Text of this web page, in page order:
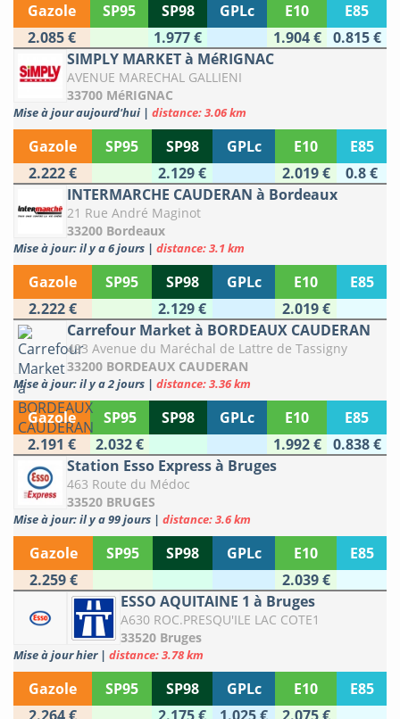
Gazole SP95 SP98 GPLc E10
E85
2.085 €
1.977 € 1.904 €
0.815 €
SIMPLY MARKET à MéRIGNAC
AVENUE MARECHAL GALLIENI
33700 MéRIGNAC
Mise à jour aujourd'hui | distance: 3.06 km
Gazole SP95 SP98 GPLc E10
E85
2.222 €
2.129 € 2.019 €
0.8 €
INTERMARCHE CAUDERAN à Bordeaux
21 Rue André Maginot
33200 Bordeaux
Mise à jour: il y a 6 jours | distance: 3.1 km
Gazole SP95 SP98 GPLc E10
E85
2.222 €
2.129 €
2.019 €
Carrefour Market à BORDEAUX CAUDERAN
493 Avenue du Maréchal de Lattre de Tassigny
33200 BORDEAUX CAUDERAN
Mise à jour: il y a 2 jours | distance: 3.36 km
Gazole SP95 SP98 GPLc E10
E85
2.191 €
2.032 € 1.992 €
0.838 €
Station Esso Express à Bruges
463 Route du Médoc
33520 BRUGES
Mise à jour: il y a 99 jours | distance: 3.6 km
Gazole SP95 SP98 GPLc E10
E85
2.259 €
2.039 €
ESSO AQUITAINE 1 à Bruges
A630 ROC.PRESQU'ILE LAC COTE1
33520 Bruges
Mise à jour hier | distance: 3.78 km
Gazole SP95 SP98 GPLc E10
E85